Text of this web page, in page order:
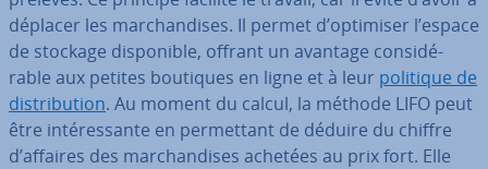
déplacer les mar­chan­dises. Il permet d’optimiser l’espace
de stockage dis­po­nible, offrant un avantage con­si­dé­
rable aux petites boutiques en ligne et à leur politique de
dis­tri­bu­tion. Au moment du calcul, la méthode LIFO peut
être in­té­res­sante en per­met­tant de déduire du chiffre
d’affaires des mar­chan­dises achetées au prix fort. Elle